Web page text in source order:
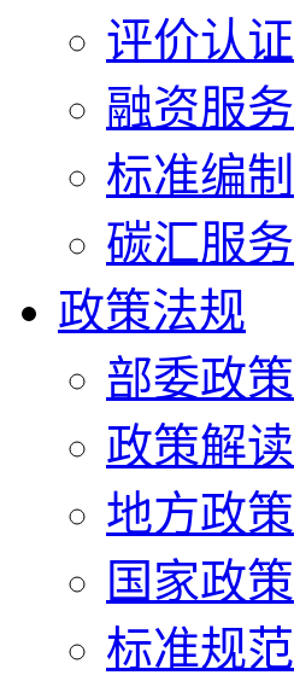
评价认证
融资服务
标准编制
碳汇服务
政策法规
部委政策
政策解读
地方政策
国家政策
标准规范